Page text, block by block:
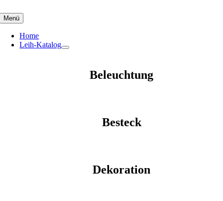
to
content
Menü
Home
Leih-Katalog
Beleuchtung
Besteck
Dekoration